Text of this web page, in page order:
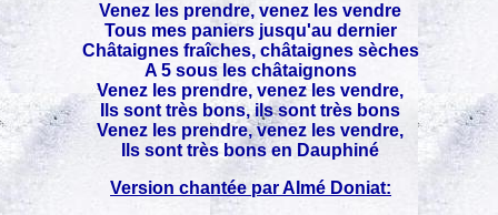
Venez les prendre, venez les vendre
Tous mes paniers jusqu'au dernier
Châtaignes fraîches, châtaignes sèches
A 5 sous les châtaignons
Venez les prendre, venez les vendre,
Ils sont très bons, ils sont très bons
Venez les prendre, venez les vendre,
Ils sont très bons en Dauphiné
Version chantée par AImé Doniat: